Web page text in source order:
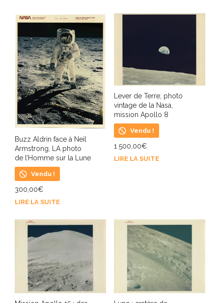
Buzz Aldrin face à Neil
Armstrong, LA photo
de l’Homme sur la Lune
Vendu !
300,00€
LIRE LA SUITE
Lever de Terre, photo
vintage de la Nasa,
mission Apollo 8
Vendu !
1 500,00€
LIRE LA SUITE